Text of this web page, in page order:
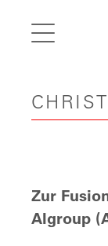
Zur
Algroup